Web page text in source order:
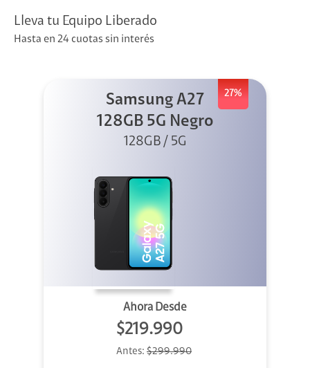
Lleva tu Equipo Liberado
Hasta en 24 cuotas sin interés
27%
Samsung A27
128GB 5G Negro
128GB / 5G
Ahora Desde
$219.990
Antes: $299.990